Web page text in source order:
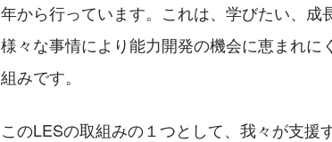
年から行っています。これは、学びたい、成
様々な事情により能力開発の機会に恵まれ
組みです。
このLESの取組みの１つとして、我々が支援